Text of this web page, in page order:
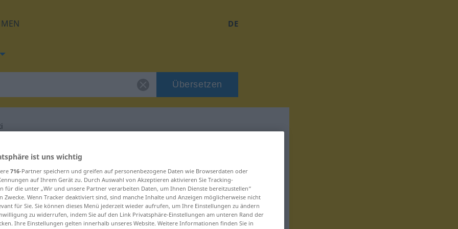
DE
Übersetzen
für "podmetnuti"
ist uns wichtig
716-Partner speichern und greifen auf personenbezogene Daten wie Browserdaten oder
auf Ihrem Gerät zu. Durch Auswahl von Akzeptieren aktivieren Sie Tracking-
für die unter „Wir und unsere Partner verarbeiten Daten, um Ihnen Dienste bereitzustellen“
Zwecke. Wenn Tracker deaktiviert sind, sind manche Inhalte und Anzeigen möglicherweise nicht
für Sie. Sie können dieses Menü jederzeit wieder aufrufen, um Ihre Einstellungen zu ändern
zu widerrufen, indem Sie auf den Link Privatsphäre-Einstellungen am unteren Rand der
Ihre Einstellungen gelten innerhalb unseres Website. Weitere Informationen finden Sie in